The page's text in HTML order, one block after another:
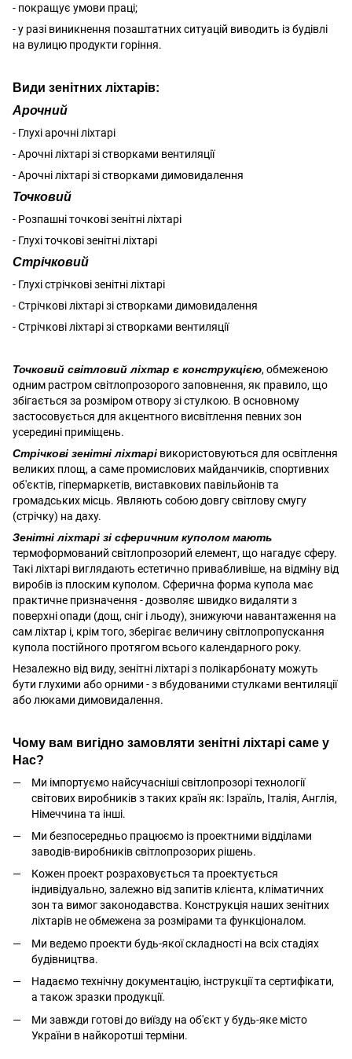
- покращує умови праці;
- у разі виникнення позаштатних ситуацій виводить із будівлі
на вулицю продукти горіння.
Види зенітних ліхтарів:
Арочний
- Глухі арочні ліхтарі
- Арочні ліхтарі зі створками вентиляції
- Арочні ліхтарі зі створками димовидалення
Точковий
- Розпашні точкові зенітні ліхтарі
- Глухі точкові зенітні ліхтарі
Стрічковий
- Глухі стрічкові зенітні ліхтарі
- Стрічкові ліхтарі зі створками димовидалення
- Стрічкові ліхтарі зі створками вентиляції
Точковий світловий ліхтар є конструкцією, обмеженою
одним растром світлопрозорого заповнення, як правило, що
збігається за розміром отвору зі стулкою. В основному
застосовується для акцентного висвітлення певних зон
усередині приміщень.
Стрічкові зенітні ліхтарі використовуються для освітлення
великих площ, а саме промислових майданчиків, спортивних
об'єктів, гіпермаркетів, виставкових павільйонів та
громадських місць. Являють собою довгу світлову смугу
(стрічку) на даху.
Зенітні ліхтарі зі сферичним куполом мають
термоформований світлопрозорий елемент, що нагадує сферу.
Такі ліхтарі виглядають естетично привабливіше, на відміну від
виробів із плоским куполом. Сферична форма купола має
практичне призначення - дозволяє швидко видаляти з
поверхні опади (дощ, сніг і льоду), знижуючи навантаження на
сам ліхтар і, крім того, зберігає величину світлопропускання
купола постійного протягом всього календарного року.
Незалежно від виду, зенітні ліхтарі з полікарбонату можуть
бути глухими або орними - з вбудованими стулками вентиляції
або люками димовидалення.
Чому вам вигідно замовляти зенітні ліхтарі саме у
Нас?
Ми імпортуємо найсучасніші світлопрозорі технології
світових виробників з таких країн як: Ізраїль, Італія, Англія,
Німеччина та інші.
Ми безпосередньо працюємо із проектними відділами
заводів-виробників світлопрозорих рішень.
Кожен проект розраховується та проектується
індивідуально, залежно від запитів клієнта, кліматичних
зон та вимог законодавства. Конструкція наших зенітних
ліхтарів не обмежена за розмірами та функціоналом.
Ми ведемо проекти будь-якої складності на всіх стадіях
будівництва.
Надаємо технічну документацію, інструкції та сертифікати,
а також зразки продукції.
Ми завжди готові до виїзду на об'єкт у будь-яке місто
України в найкоротші терміни.